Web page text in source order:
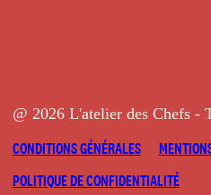
@ 2026 L'atelier des Chefs -
CONDITIONS GÉNÉRALES
POLITIQUE DE CONFIDENTIALITÉ